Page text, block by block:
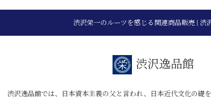
渋沢栄一のルーツを感じる関連商品販売 | 渋
渋沢逸品館
渋沢逸品館では、日本資本主義の父と言われ、日本近代文化の礎